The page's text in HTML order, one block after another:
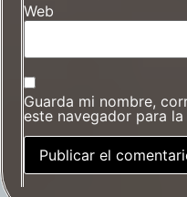
Web
Guarda mi nombre,
este navegador para